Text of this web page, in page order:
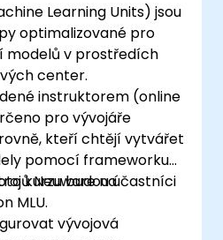
Learning Units) jsou
optimalizované pro
modelů v prostředích
center.
instruktorem (online
pro vývojáře
kteří chtějí vytvářet
pomocí frameworku
Neuware na
MLU.
kurzu budou účastníci
vývojová